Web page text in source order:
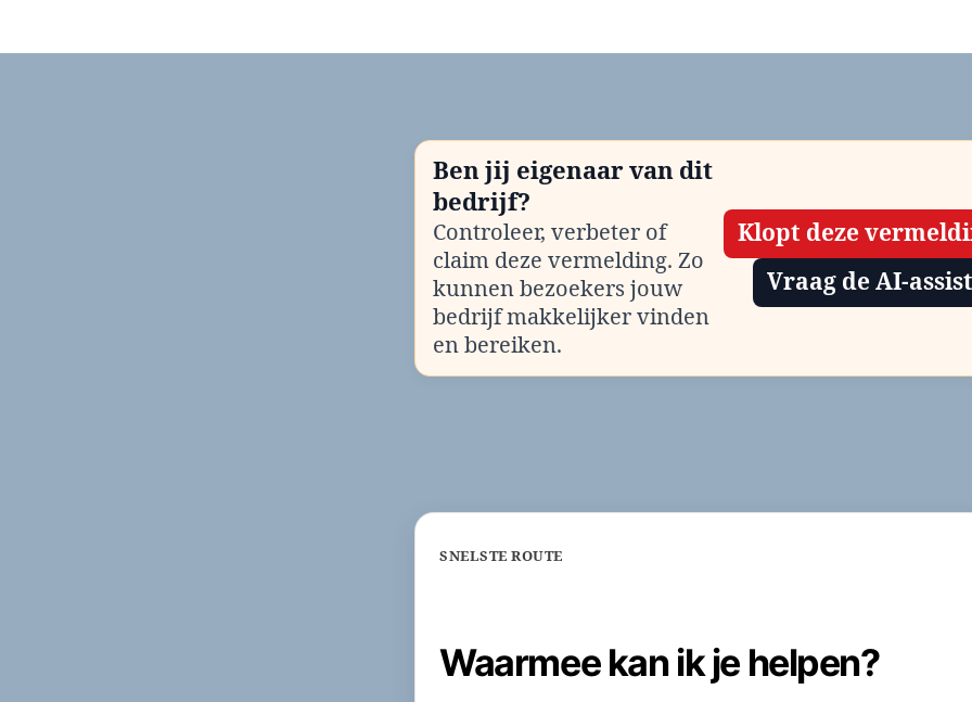
Ben jij eigenaar van dit
bedrijf?
Controleer, verbeter of
claim deze vermelding. Zo
kunnen bezoekers jouw
bedrijf makkelijker vinden
en bereiken.
Klopt deze
Vraag de AI-
SNELSTE ROUTE
Waarmee kan ik je helpen?